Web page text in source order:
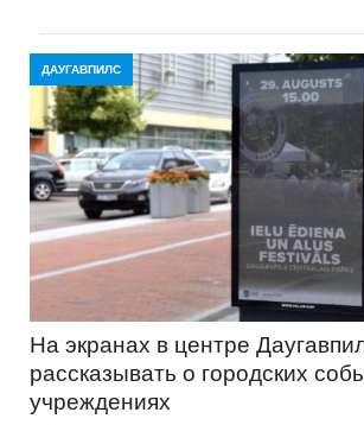
ДАУГАВПИЛС
На экранах в центре
рассказывать о городских
учреждениях